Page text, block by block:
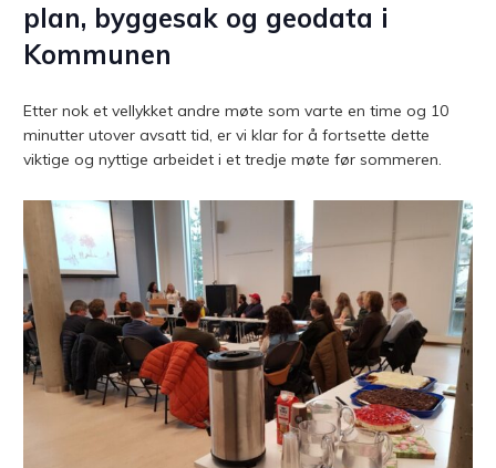
plan, byggesak og geodata i
Kommunen
Etter nok et vellykket andre møte som varte en time og 10
minutter utover avsatt tid, er vi klar for å fortsette dette
viktige og nyttige arbeidet i et tredje møte før sommeren.